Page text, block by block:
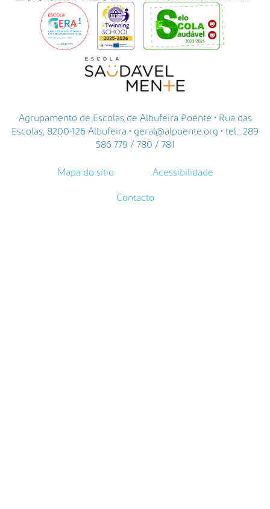
Agrupamento de Escolas de Albufeira Poente • Rua das
Escolas, 8200-126 Albufeira • geral@alpoente.org • tel.: 289
586 779 / 780 / 781
Mapa do sítio Acessibilidade
Contacto